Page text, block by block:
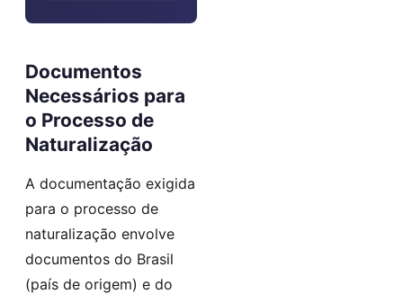
Documentos
Necessários para
o Processo de
Naturalização
A documentação exigida
para o processo de
naturalização envolve
documentos do Brasil
(país de origem) e do